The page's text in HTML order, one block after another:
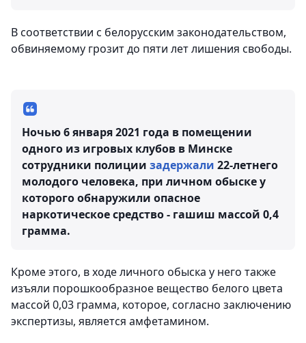
В соответствии с белорусским законодательством,
обвиняемому грозит до пяти лет лишения свободы.
Ночью 6 января 2021 года в помещении
одного из игровых клубов в Минске
сотрудники полиции задержали 22-летнего
молодого человека, при личном обыске у
которого обнаружили опасное
наркотическое средство - гашиш массой 0,4
грамма.
Кроме этого, в ходе личного обыска у него также
изъяли порошкообразное вещество белого цвета
массой 0,03 грамма, которое, согласно заключению
экспертизы, является амфетамином.